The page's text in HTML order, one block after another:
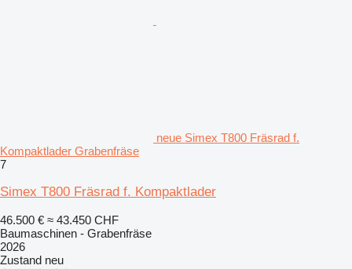
neue Simex T800 Fräsrad f.
Kompaktlader Grabenfräse
7
Simex T800 Fräsrad f. Kompaktlader
46.500 € ≈ 43.450 CHF
Baumaschinen - Grabenfräse
2026
Zustand neu